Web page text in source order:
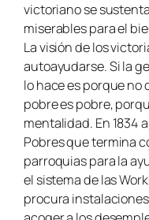
victoriano se
miserables para el
La visión de los
autoayudarse. Si la
lo hace es porque no
pobre es pobre,
mentalidad. En 1834
Pobres que termina
parroquias para la
el sistema de las
procura